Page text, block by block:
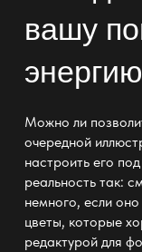
вашу
энергию
Можно ли
очередной
настроить его
реальность так:
немного, если
цветы, которые
редактурой для